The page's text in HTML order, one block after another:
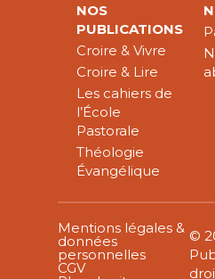
NOS
PUBLICATIONS
Croire & Vivre
Croire & Lire
Les cahiers de
l’École
Pastorale
Théologie
Évangélique
Mentions légales &
données
personnelles
CGV
©